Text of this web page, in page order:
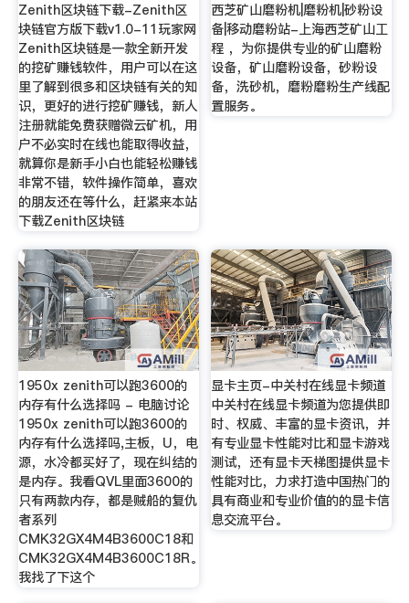
Zenith区块链下载-Zenith区
块链官方版下载v1.0-11玩家网
Zenith区块链是一款全新开发
的挖矿赚钱软件，用户可以在这
里了解到很多和区块链有关的知
识，更好的进行挖矿赚钱，新人
注册就能免费获赠微云矿机，用
户不必实时在线也能取得收益，
就算你是新手小白也能轻松赚钱
非常不错，软件操作简单，喜欢
的朋友还在等什么，赶紧来本站
下载Zenith区块链
西芝矿山磨粉机|磨粉机|砂粉设
备|移动磨粉站-上海西芝矿山工
程 ，为你提供专业的矿山磨粉
设备，矿山磨粉设备，砂粉设
备，洗砂机，磨粉磨粉生产线配
置服务。
1950x zenith可以跑3600的
内存有什么选择吗 - 电脑讨论
1950x zenith可以跑3600的
内存有什么选择吗,主板，U，电
源，水冷都买好了，现在纠结的
是内存。我看QVL里面3600的
只有两款内存，都是贼船的复仇
者系列
CMK32GX4M4B3600C18和
CMK32GX4M4B3600C18R。
我找了下这个
显卡主页-中关村在线显卡频道
中关村在线显卡频道为您提供即
时、权威、丰富的显卡资讯，并
有专业显卡性能对比和显卡游戏
测试，还有显卡天梯图提供显卡
性能对比，力求打造中国热门的
具有商业和专业价值的的显卡信
息交流平台。